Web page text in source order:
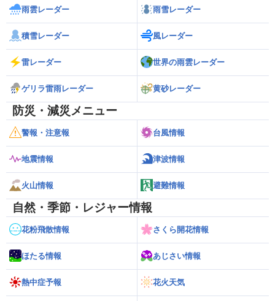
雨雲レーダー 雨雪レーダー
積雪レーダー 風レーダー
雷レーダー 世界の雨雲レーダー
ゲリラ雷雨レーダー 黄砂レーダー
防災・減災メニュー
警報・注意報 台風情報
地震情報 津波情報
火山情報 避難情報
自然・季節・レジャー情報
花粉飛散情報 さくら開花情報
ほたる情報 あじさい情報
熱中症予報 花火天気